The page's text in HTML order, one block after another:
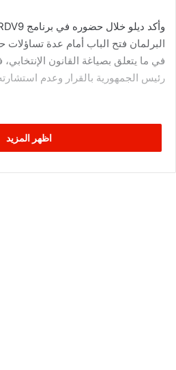
البرلمان فتح الباب أمام عدة تساؤلات
في ما يتعلق بصياغة القانون
رئيس الجمهورية بالقرار وعدم
اظهر المزيد